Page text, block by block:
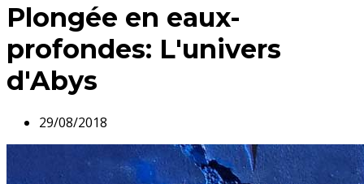
Plongée en eaux-
profondes: L'univers
d'Abys
29/08/2018